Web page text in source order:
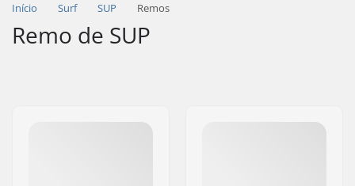
Início Surf SUP Remos
Remo de SUP